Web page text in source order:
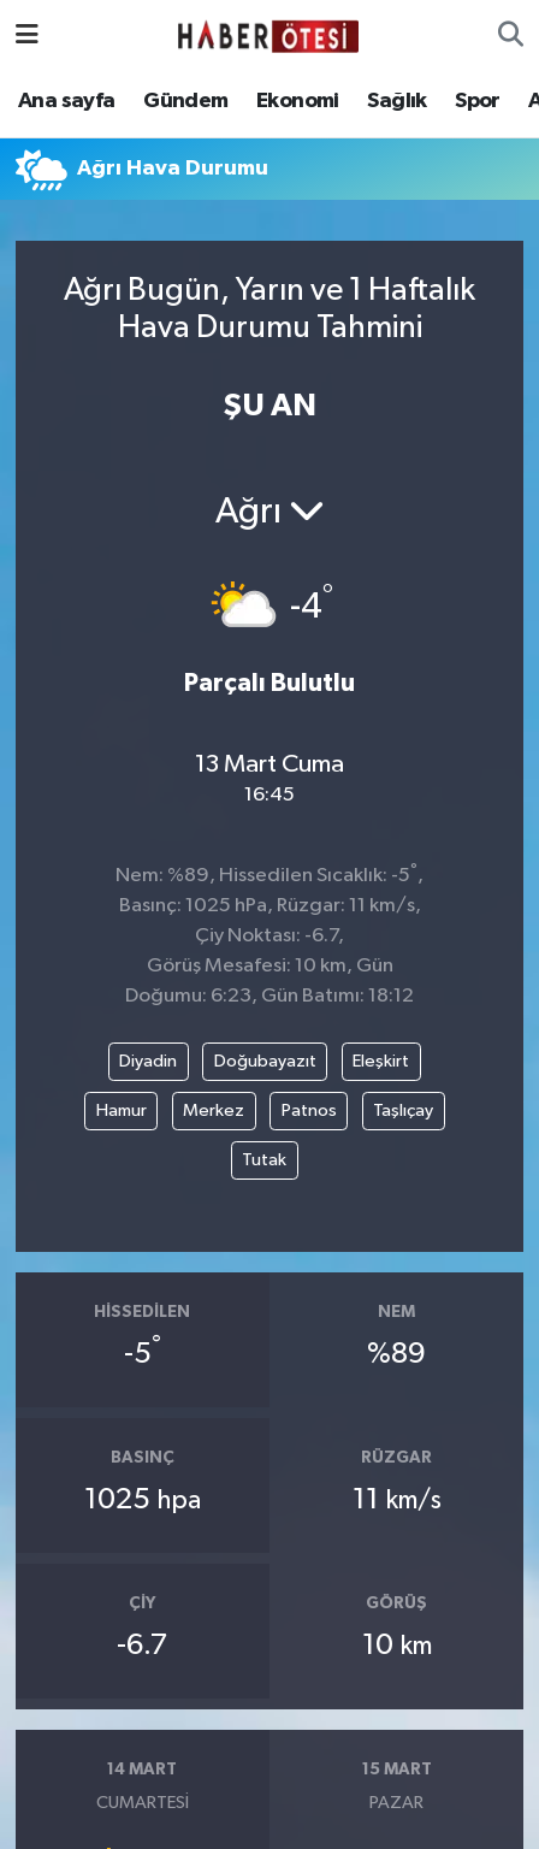
Ana sayfa Gündem Ekonomi Sağlık Spor
Ağrı Hava Durumu
Ağrı Bugün, Yarın ve 1 Haftalık
Hava Durumu Tahmini
ŞU AN
Ağrı
-4°
Parçalı Bulutlu
13 Mart Cuma
16:45
Nem: %89, Hissedilen Sıcaklık: -5° ,
Basınç: 1025 hPa, Rüzgar: 11 km/s,
Çiy Noktası: -6.7,
Görüş Mesafesi: 10 km, Gün
Doğumu: 6:23, Gün Batımı: 18:12
Diyadin Doğubayazıt Eleşkirt
Hamur Merkez Patnos Taşlıçay
Tutak
HISSEDILEN
-5°
NEM
%89
BASINÇ
1025 hpa
RÜZGAR
11 km/s
ÇIY
-6.7
GÖRÜŞ
10 km
14 MART
CUMARTESI
15 MART
PAZAR
Ana sayfa
Sağlık
Eskişehir Nöbetçi Eczaneler
Eskişehir Trafik Yoğunluk Haritası
Süper Lig Puan Durumu ve Fikstür